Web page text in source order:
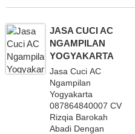
JASA CUCI AC
NGAMPILAN
YOGYAKARTA
Jasa Cuci AC
Ngampilan
Yogyakarta
087864840007 CV
Rizqia Barokah
Abadi Dengan